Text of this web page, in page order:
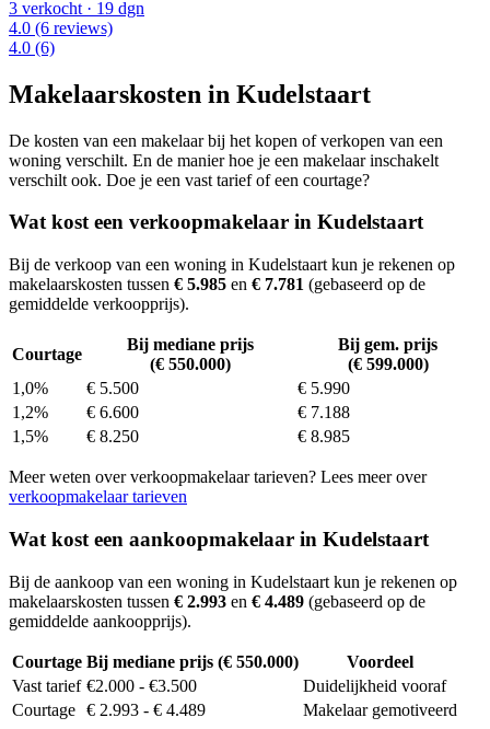
3 verkocht · 19 dgn
4.0 (6 reviews)
4.0 (6)
Makelaarskosten in Kudelstaart
De kosten van een makelaar bij het kopen of verkopen van een
woning verschilt. En de manier hoe je een makelaar inschakelt
verschilt ook. Doe je een vast tarief of een courtage?
Wat kost een verkoopmakelaar in Kudelstaart
Bij de verkoop van een woning in Kudelstaart kun je rekenen op
makelaarskosten tussen € 5.985 en € 7.781 (gebaseerd op de
gemiddelde verkoopprijs).
Courtage
Bij mediane prijs
(€ 550.000)
Bij gem. prijs
(€ 599.000)
1,0%
€ 5.500
€ 5.990
1,2%
€ 6.600
€ 7.188
1,5%
€ 8.250 € 8.985
Meer weten over verkoopmakelaar tarieven? Lees meer over
verkoopmakelaar tarieven
Wat kost een aankoopmakelaar in Kudelstaart
Bij de aankoop van een woning in Kudelstaart kun je rekenen op
makelaarskosten tussen € 2.993 en € 4.489 (gebaseerd op de
gemiddelde aankoopprijs).
Courtage Bij mediane prijs (€ 550.000)
Voordeel
Vast tarief €2.000 - €3.500
Duidelijkheid vooraf
Courtage € 2.993 - € 4.489 Makelaar gemotiveerd